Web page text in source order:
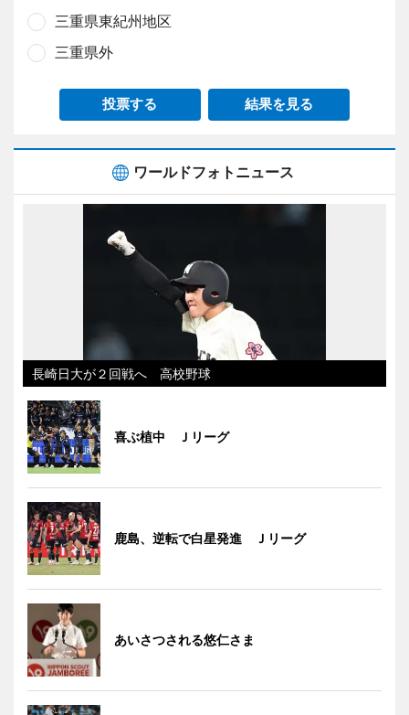
三重県東紀州地区
三重県外
投票する 結果を見る
ワールドフォトニュース
長崎日大が２回戦へ 高校野球
喜ぶ植中 Ｊリーグ
鹿島、逆転で白星発進 Ｊリーグ
あいさつされる悠仁さま